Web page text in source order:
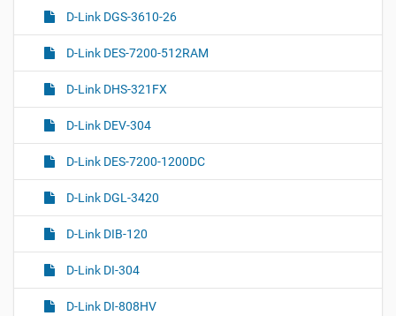
D-Link DGS-3610-26
D-Link DES-7200-512RAM
D-Link DHS-321FX
D-Link DEV-304
D-Link DES-7200-1200DC
D-Link DGL-3420
D-Link DIB-120
D-Link DI-304
D-Link DI-808HV